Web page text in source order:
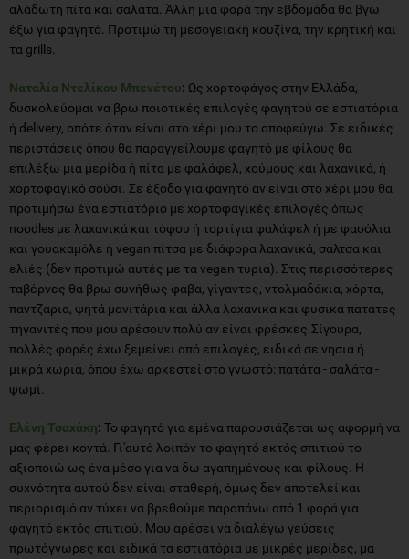
αλάδωτη πίτα και σαλάτα. Άλλη μια φορά την εβδομάδα θα βγω
έξω για φαγητό. Προτιμώ τη μεσογειακή κουζίνα, την κρητική και
τα grills.
Ναταλία Ντελίκου Μπενέτου: Ως χορτοφάγος στην Ελλάδα,
δυσκολεύομαι να βρω ποιοτικές επιλογές φαγητού σε εστιατόρια
ή delivery, οπότε όταν είναι στο χέρι μου το αποφεύγω. Σε ειδικές
περιστάσεις όπου θα παραγγείλουμε φαγητό με φίλους θα
επιλέξω μια μερίδα ή πίτα με φαλάφελ, χούμους και λαχανικά, ή
χορτοφαγικό σούσι. Σε έξοδο για φαγητό αν είναι στο χέρι μου θα
προτιμήσω ένα εστιατόριο με χορτοφαγικές επιλογές όπως
noodles με λαχανικά και τόφου ή τορτίγια φαλάφελ ή με φασόλια
και γουακαμόλε ή vegan πίτσα με διάφορα λαχανικά, σάλτσα και
ελιές (δεν προτιμώ αυτές με τα vegan τυριά). Στις περισσότερες
ταβέρνες θα βρω συνήθως φάβα, γίγαντες, ντολμαδάκια, χόρτα,
παντζάρια, ψητά μανιτάρια και άλλα λαχανικα και φυσικά πατάτες
τηγανιτές που μου αρέσουν πολύ αν είναι φρέσκες.Σίγουρα,
πολλές φορές έχω ξεμείνει από επιλογές, ειδικά σε νησιά ή
μικρά χωριά, όπου έχω αρκεστεί στο γνωστό: πατάτα - σαλάτα -
ψωμί.
Ελένη Τσαχάκη: Το φαγητό για εμένα παρουσιάζεται ως αφορμή να
μας φέρει κοντά. Γι'αυτό λοιπόν το φαγητό εκτός σπιτιού το
αξιοποιώ ως ένα μέσο για να δω αγαπημένους και φίλους. Η
συχνότητα αυτού δεν είναι σταθερή, όμως δεν αποτελεί και
περιορισμό αν τύχει να βρεθούμε παραπάνω από 1 φορά για
φαγητό εκτός σπιτιού. Μου αρέσει να διαλέγω γεύσεις
πρωτόγνωρες και ειδικά τα εστιατόρια με μικρές μερίδες, μα